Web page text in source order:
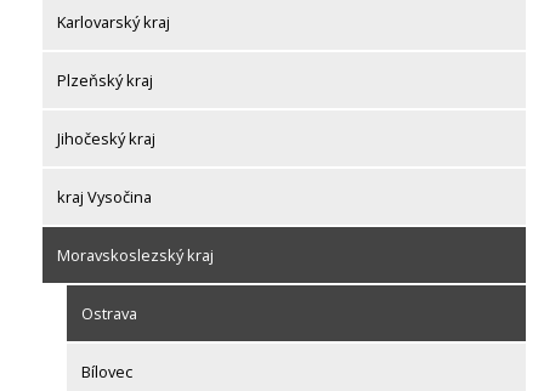
Karlovarský kraj
Plzeňský kraj
Jihočeský kraj
kraj Vysočina
Moravskoslezský kraj
Ostrava
Bílovec